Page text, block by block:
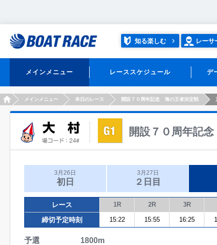
知る楽しむ レーサ
メインメニュー レーススケジュール デ
HOMEメインメニュー 本日のレース 開設７０周年記念 海の王者決定戦
開設７０周年記
3月26日
初日
3月27日
２日目
レース 1R 2R 3R
締切予定時刻 15:22 15:55 16:25
予選 1800m